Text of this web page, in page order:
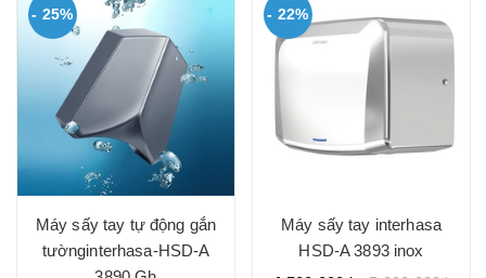
- 25%
Máy sấy tay tự động gắn
tườnginterhasa-HSD-A
- 22%
Máy sấy tay interhasa
HSD-A 3893 inox